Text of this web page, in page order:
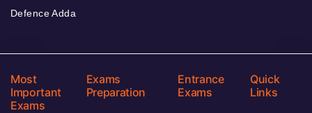
Defence Adda
Most
Important
Exams
Exams
Preparation
Entrance
Exams
Quick
Links